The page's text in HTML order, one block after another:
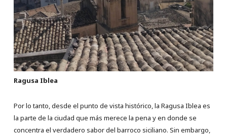
Ragusa Iblea
Por lo tanto, desde el punto de vista histórico, la Ragusa Iblea es
la parte de la ciudad que más merece la pena y en donde se
concentra el verdadero sabor del barroco siciliano. Sin embargo,